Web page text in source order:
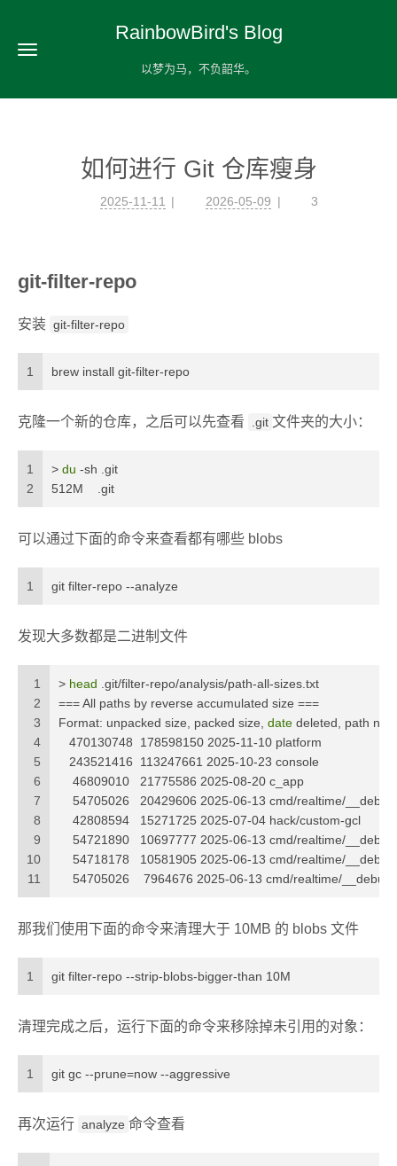
RainbowBird's Blog
以梦为马，不负韶华。
如何进行 Git 仓库瘦身
2025-11-11 2026-05-09 3
git-filter-repo
安装 git-filter-repo
1 brew install git-filter-repo
克隆一个新的仓库，之后可以先查看 .git 文件夹的大小：
1
2
> du -sh .git
512M    .git
可以通过下面的命令来查看都有哪些 blobs
1 git filter-repo --analyze
发现大多数都是二进制文件
1
2
3
4
5
6
7
8
9
10
11
> head .git/filter-repo/analysis/path-all-sizes.txt
=== All paths by reverse accumulated size ===
Format: unpacked size, packed size, date deleted, path
   470130748  178598150 2025-11-10 platform
   243521416  113247661 2025-10-23 console
    46809010   21775586 2025-08-20 c_app
54705026   20429606 2025-06-13 cmd/realtime/
    42808594   15271725 2025-07-04 hack/custom-gcl
54721890   10697777 2025-06-13 cmd/realtime/
54718178   10581905 2025-06-13 cmd/realtime/
54705026    7964676 2025-06-13 cmd/realtime/
那我们使用下面的命令来清理大于 10MB 的 blobs 文件
1 git filter-repo --strip-blobs-bigger-than 10M
清理完成之后，运行下面的命令来移除掉未引用的对象：
1 git gc --prune=now --aggressive
再次运行 analyze 命令查看